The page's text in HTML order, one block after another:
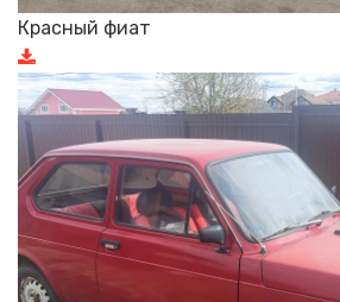
Красный фиат